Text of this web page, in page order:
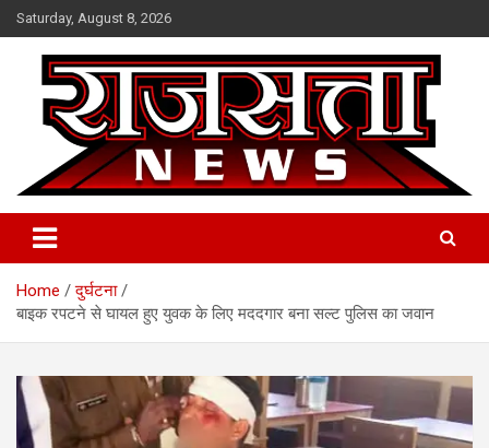
Skip
to
content
Saturday, August 8, 2026
Raj Satta News
Home
दुर्घटना
बाइक रपटने से घायल हुए युवक के लिए मददगार बना सल्ट पुलिस का जवान